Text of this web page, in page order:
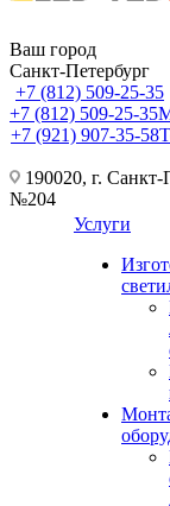
Ваш город
Санкт-Петербург
+7 (812) 509-25-35
+7 (812) 509-25-35
+7 (921) 907-35-58
190020, г.
№204
Услуги